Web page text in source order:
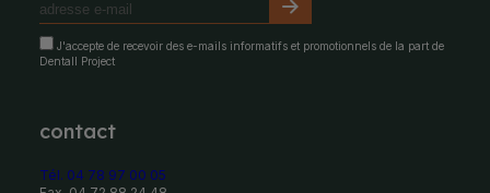
J'accepte de recevoir des e-mails informatifs et promotionnels de la part de
Dentall Project
contact
Tél. 04 78 97 00 05